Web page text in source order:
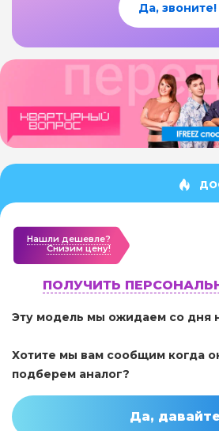
Да, звоните!
Нашли дешевле?
Cнизим цену!
ПОЛУЧИТЬ
Эту модель мы ожидаем со дня
Хотите мы вам сообщим когда
подберем аналог?
Да,